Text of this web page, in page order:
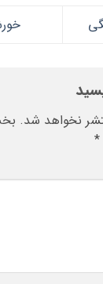
نخواهد شد.
*